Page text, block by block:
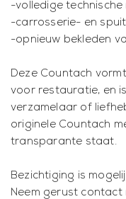
-volledige technische
-carrosserie- en
-opnieuw bekleden
Deze Countach
voor restauratie, en
verzamelaar of
originele Countach
transparante staat.
Bezichtiging is
Neem gerust